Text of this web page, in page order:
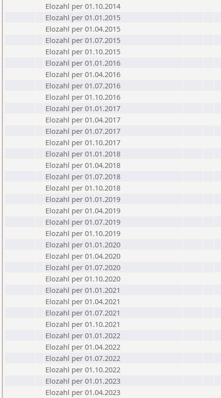
Elozahl per 01.10.2014
Elozahl per 01.01.2015
Elozahl per 01.04.2015
Elozahl per 01.07.2015
Elozahl per 01.10.2015
Elozahl per 01.01.2016
Elozahl per 01.04.2016
Elozahl per 01.07.2016
Elozahl per 01.10.2016
Elozahl per 01.01.2017
Elozahl per 01.04.2017
Elozahl per 01.07.2017
Elozahl per 01.10.2017
Elozahl per 01.01.2018
Elozahl per 01.04.2018
Elozahl per 01.07.2018
Elozahl per 01.10.2018
Elozahl per 01.01.2019
Elozahl per 01.04.2019
Elozahl per 01.07.2019
Elozahl per 01.10.2019
Elozahl per 01.01.2020
Elozahl per 01.04.2020
Elozahl per 01.07.2020
Elozahl per 01.10.2020
Elozahl per 01.01.2021
Elozahl per 01.04.2021
Elozahl per 01.07.2021
Elozahl per 01.10.2021
Elozahl per 01.01.2022
Elozahl per 01.04.2022
Elozahl per 01.07.2022
Elozahl per 01.10.2022
Elozahl per 01.01.2023
Elozahl per 01.04.2023